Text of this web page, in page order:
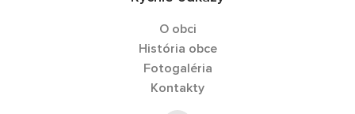
O obci
História obce
Fotogaléria
Kontakty